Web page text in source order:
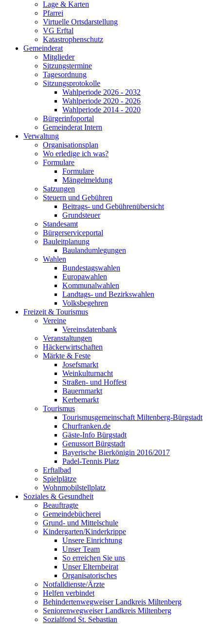
Lage & Karten
Pfarrei
Virtuelle Ortsdarstellung
VG Erftal
Katastrophenschutz
Gemeinderat
Mitglieder
Sitzungstermine
Tagesordnung
Sitzungsprotokolle
Wahlperiode 2026 - 2032
Wahlperiode 2020 - 2026
Wahlperiode 2014 - 2020
Bürgerinfoportal
Gemeinderat Intern
Verwaltung
Organisationsplan
Wo erledige ich was?
Formulare
Formulare
Mängelmeldung
Satzungen
Steuern und Gebühren
Beitrags- und Gebührenübersicht
Grundsteuer
Standesamt
Bürgerserviceportal
Bauleitplanung
Baulandumlegungen
Wahlen
Bundestagswahlen
Europawahlen
Kommunalwahlen
Landtags- und Bezirkswahlen
Volksbegehren
Freizeit & Tourismus
Vereine
Vereinsdatenbank
Veranstaltungen
Häckerwirtschaften
Märkte & Feste
Josefsmarkt
Weinkulturnacht
Straßen- und Hoffest
Bauernmarkt
Kerbemarkt
Tourismus
Tourismusgemeinschaft Miltenberg-Bürgstadt
Churfranken.de
Gäste-Info Bürgstadt
Genussort Bürgstadt
Bayerische Bierkönigin 2016/2017
Padel-Tennis Platz
Erftalbad
Spielplätze
Wohnmobilstellplatz
Soziales & Gesundheit
Beauftragte
Gemeindebücherei
Grund- und Mittelschule
Kindergarten/Kinderkrippe
Unsere Einrichtung
Unser Team
So erreichen Sie uns
Unser Elternbeirat
Organisatorisches
Notfalldienste/Ärzte
Helfen verbindet
Behindertenwegweiser Landkreis Miltenberg
Seniorenwegweiser Landkreis Miltenberg
Sozialfond St. Sebastian